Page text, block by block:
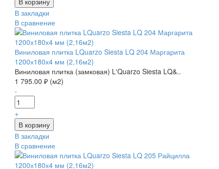
В закладки
В сравнение
Виниловая плитка LQuarzo Siesta LQ 204 Маргарита
1200х180х4 мм (2,16м2)
Виниловая плитка (замковая) L'Quarzo Siesta LQ&..
1 795.00 ₽ (м2)
-
+
В закладки
В сравнение